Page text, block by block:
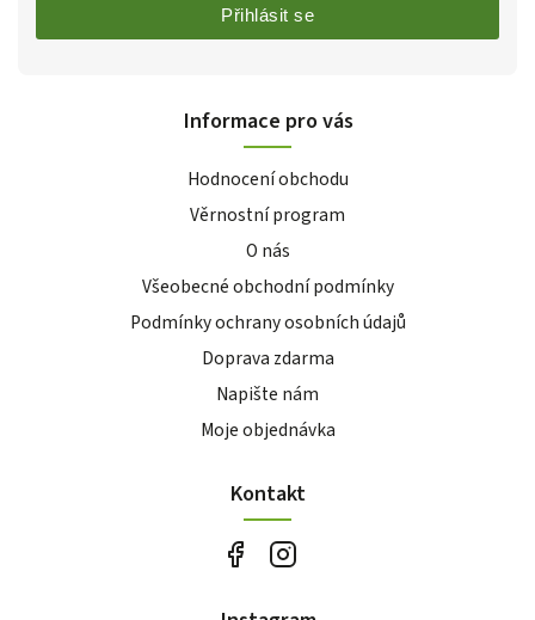
Přihlásit se
Informace pro vás
Hodnocení obchodu
Věrnostní program
O nás
Všeobecné obchodní podmínky
Podmínky ochrany osobních údajů
Doprava zdarma
Napište nám
Moje objednávka
Kontakt